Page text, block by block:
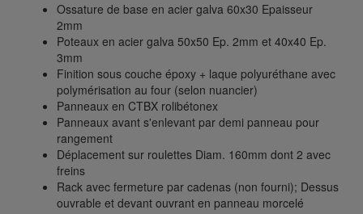
Ossature de base en acier galva 60x30 Epaisseur
2mm
Poteaux en acier galva 50x50 Ep. 2mm et 40x40 Ep.
3mm
Finition sous couche époxy + laque polyuréthane avec
polymérisation au four (selon nuancier)
Panneaux en CTBX rolibétonex
Panneaux avant s'enlevant par demi panneau pour
rangement
Déplacement sur roulettes Diam. 160mm dont 2 avec
freins
Rack avec fermeture par cadenas (non fourni); Dessus
ouvrable et devant ouvrant en panneau morcelé